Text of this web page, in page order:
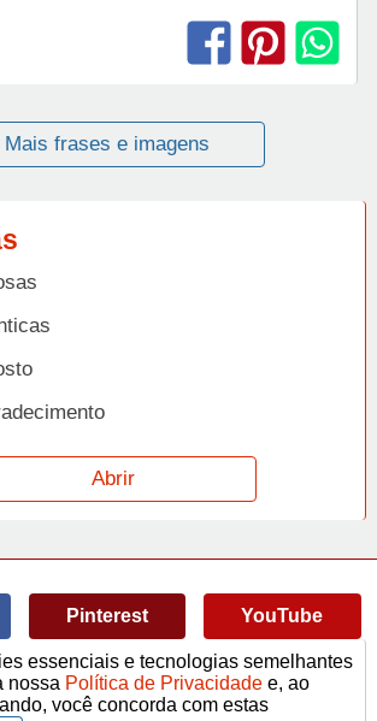
Mais frases e imagens
Abrir
Pinterest YouTube
2022A Frase.
Frases
Vídeos
essenciais e tecnologias semelhantes
nossa Política de Privacidade e, ao
você concorda com estas